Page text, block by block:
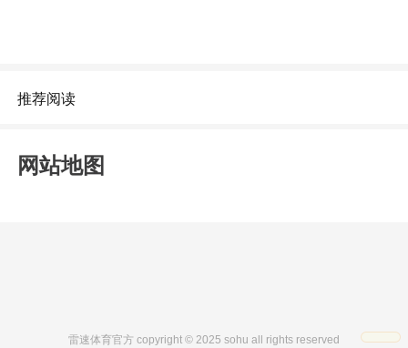
推荐阅读
网站地图
雷速体育官方 copyright © 2025 sohu all rights reserved